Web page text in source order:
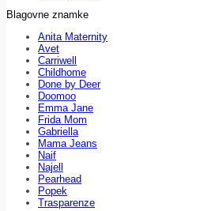
Blagovne znamke
Anita Maternity
Avet
Carriwell
Childhome
Done by Deer
Doomoo
Emma Jane
Frida Mom
Gabriella
Mama Jeans
Naif
Najell
Pearhead
Popek
Trasparenze